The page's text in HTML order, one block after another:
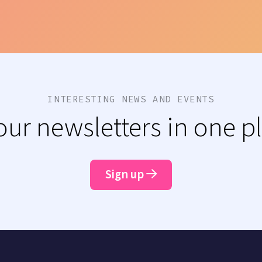
INTERESTING NEWS AND EVENTS
newsletters in one
Sign up